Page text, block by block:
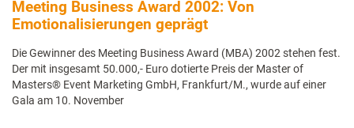
Meeting Business Award 2002: Von
Emotionalisierungen geprägt
Die Gewinner des Meeting Business Award (MBA) 2002 stehen fest.
Der mit insgesamt 50.000,- Euro dotierte Preis der Master of
Masters® Event Marketing GmbH, Frankfurt/M., wurde auf einer
Gala am 10. November